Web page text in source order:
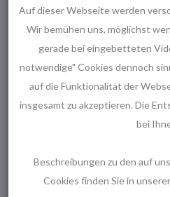
Juni 2024
O
Gottesdienst mit
Hannover Chor
Deutschland
Auf dieser Webseite werden
Wir bemühen uns, möglichst
gerade bei eingebetteten
notwendige" Cookies dennoch
auf die Funktionalität der
insgesamt zu akzeptieren. Die
bei
Beschreibungen zu den auf
Cookies finden Sie in